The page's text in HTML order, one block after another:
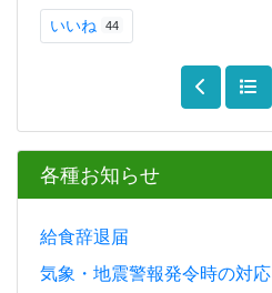
各種お知らせ
給食辞退届
気象・地震警報発令時の対応
いいね 44